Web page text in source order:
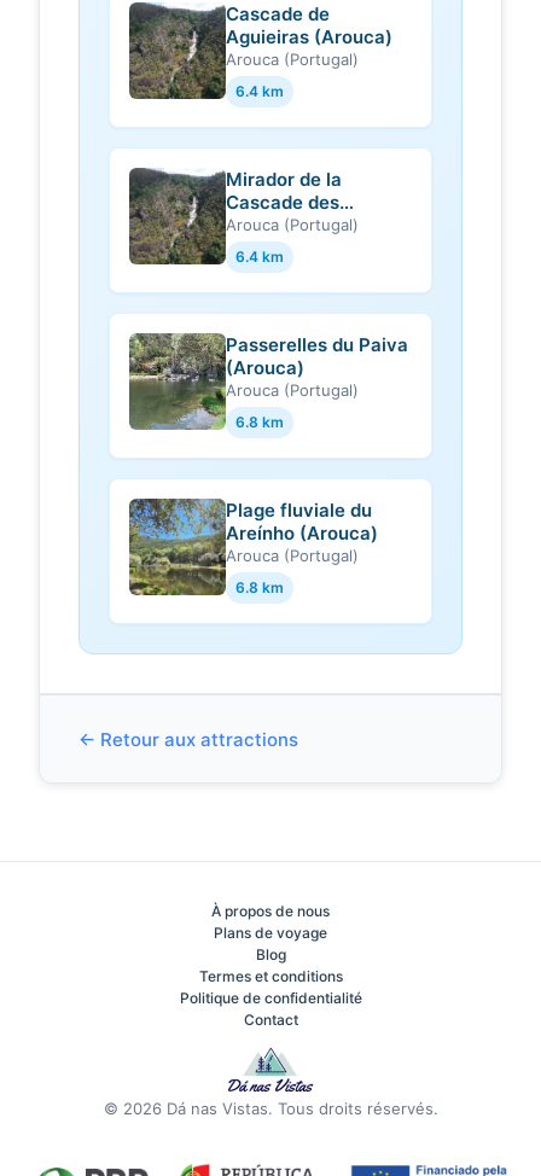
Cascade de
Aguieiras (Arouca)
Arouca (Portugal)
6.4 km
Mirador de la
Cascade des
Aguieiras (Arouca)
Arouca (Portugal)
6.4 km
Passerelles du Paiva
(Arouca)
Arouca (Portugal)
6.8 km
Plage fluviale du
Areínho (Arouca)
Arouca (Portugal)
6.8 km
← Retour aux attractions
À propos de nous
Plans de voyage
Blog
Termes et conditions
Politique de confidentialité
Contact
© 2026 Dá nas Vistas. Tous droits réservés.